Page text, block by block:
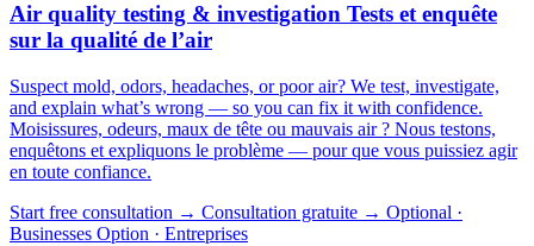
Air quality testing & investigation Tests et enquête
sur la qualité de l’air
Suspect mold, odors, headaches, or poor air? We test, investigate,
and explain what’s wrong — so you can fix it with confidence.
Moisissures, odeurs, maux de tête ou mauvais air ? Nous testons,
enquêtons et expliquons le problème — pour que vous puissiez agir
en toute confiance.
Start free consultation → Consultation gratuite → Optional ·
Businesses Option · Entreprises